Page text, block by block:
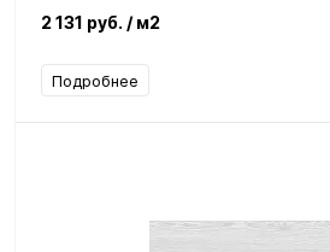
2 131 руб. / м2
Подробнее